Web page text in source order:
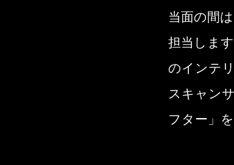
当面の間
担当しま
のインテ
スキャン
フター」